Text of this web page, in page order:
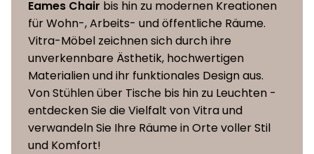
Masse (L
x B x H)
91 x 80 x 38 cm
Sitzhöhe 38 cm
Eames Chair bis hin zu modernen Kreationen
für Wohn-, Arbeits- und öffentliche Räume.
Vitra-Möbel zeichnen sich durch ihre
unverkennbare Ästhetik, hochwertigen
Materialien und ihr funktionales Design aus.
Von Stühlen über Tische bis hin zu Leuchten -
entdecken Sie die Vielfalt von Vitra und
verwandeln Sie Ihre Räume in Orte voller Stil
und Komfort!